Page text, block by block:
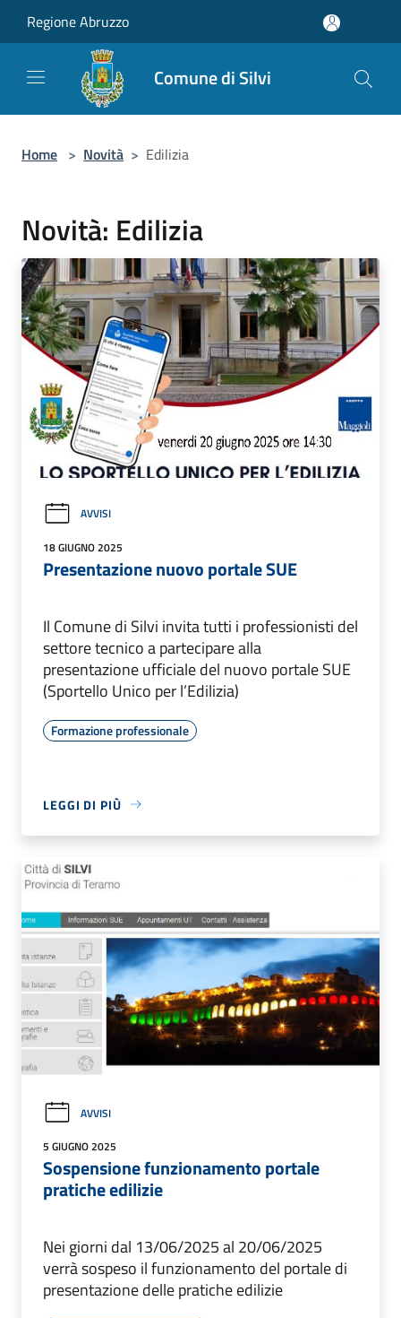
Regione Abruzzo
Comune di Silvi
Home > Novità > Edilizia
Novità: Edilizia
AVVISI
18 GIUGNO 2025
Presentazione nuovo portale SUE
Il Comune di Silvi invita tutti i professionisti del
settore tecnico a partecipare alla
presentazione ufficiale del nuovo portale SUE
(Sportello Unico per l’Edilizia)
Formazione professionale
LEGGI DI PIÙ
AVVISI
5 GIUGNO 2025
Sospensione funzionamento portale
pratiche edilizie
Nei giorni dal 13/06/2025 al 20/06/2025
verrà sospeso il funzionamento del portale di
presentazione delle pratiche edilizie